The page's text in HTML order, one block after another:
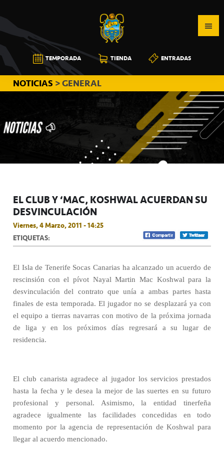
a
la
navegación
principal
al
contenido
principal
a
la
barra
lateral
principal
CB
CANARIAS
TEMPORADA TIENDA ENTRADAS
NOTICIAS > GENERAL
EL CLUB Y ‘MAC’ KOSHWAL ACUERDAN SU
DESVINCULACIÓN
Viernes, 4 Marzo, 2011 - 14:25
ETIQUETAS:
El Isla de Tenerife Socas Canarias ha alcanzado un acuerdo de
rescinsión con el pívot Nayal Martin Mac Koshwal para la
desvinculación del contrato que unía a ambas partes hasta
finales de esta temporada. El jugador no se desplazará ya con
el equipo a tierras navarras con motivo de la próxima jornada
de liga y en los próximos días regresará a su lugar de
residencia.
El club canarista agradece al jugador los servicios prestados
hasta la fecha y le desea la mejor de las suertes en su futuro
profesional y personal. Asimismo, la entidad tinerfeña
agradece igualmente las facilidades concedidas en todo
momento por la agencia de representación de Koshwal para
llegar al acuerdo mencionado.